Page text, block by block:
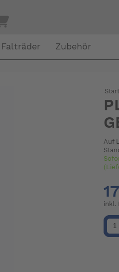
Falträder Zubehör
Auf
inkl.